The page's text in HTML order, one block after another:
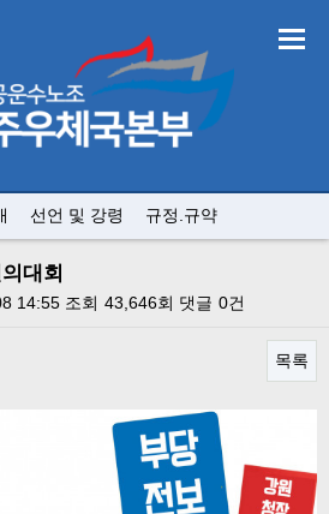
선언 및 강령 규정.규약
대회
14:55 조회 43,646회 댓글 0건
목록